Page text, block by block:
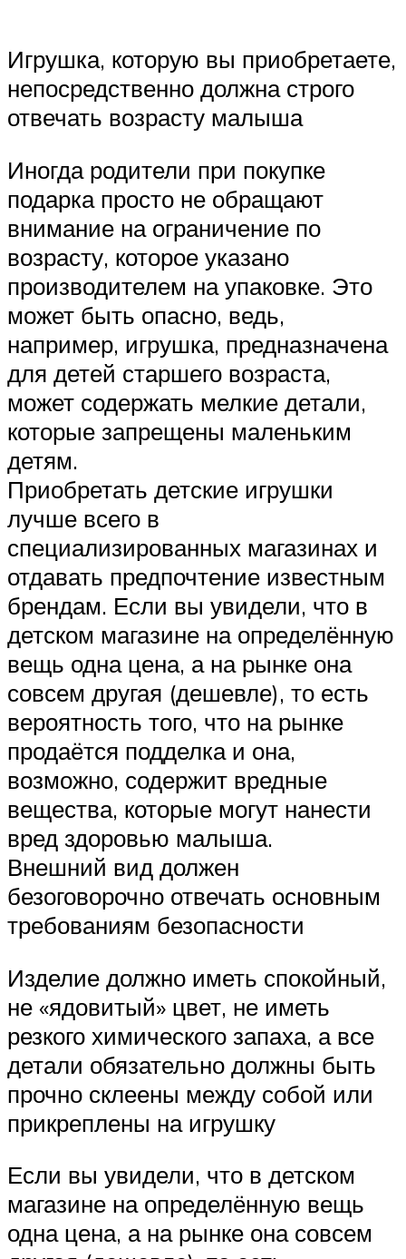
Игрушка, которую вы приобретаете,
непосредственно должна строго
отвечать возрасту малыша
Иногда родители при покупке
подарка просто не обращают
внимание на ограничение по
возрасту, которое указано
производителем на упаковке. Это
может быть опасно, ведь,
например, игрушка, предназначена
для детей старшего возраста,
может содержать мелкие детали,
которые запрещены маленьким
детям.
Приобретать детские игрушки
лучше всего в
специализированных магазинах и
отдавать предпочтение известным
брендам. Если вы увидели, что в
детском магазине на определённую
вещь одна цена, а на рынке она
совсем другая (дешевле), то есть
вероятность того, что на рынке
продаётся подделка и она,
возможно, содержит вредные
вещества, которые могут нанести
вред здоровью малыша.
Внешний вид должен
безоговорочно отвечать основным
требованиям безопасности
Изделие должно иметь спокойный,
не «ядовитый» цвет, не иметь
резкого химического запаха, а все
детали обязательно должны быть
прочно склеены между собой или
прикреплены на игрушку
Если вы увидели, что в детском
магазине на определённую вещь
одна цена, а на рынке она совсем